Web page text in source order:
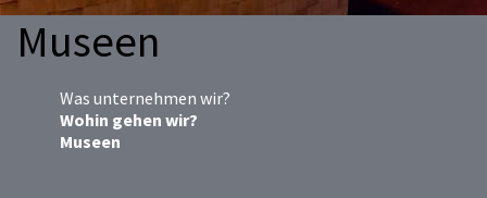
Museen
Was unternehmen wir?
Wohin gehen wir?
Museen